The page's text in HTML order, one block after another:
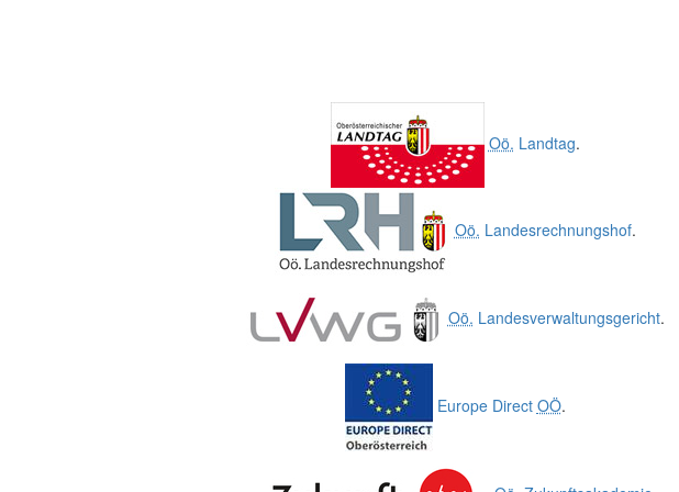
Oö. Landtag.
Oö. Landesrechnungshof.
Oö. Landesverwaltungsgericht.
Europe Direct OÖ.